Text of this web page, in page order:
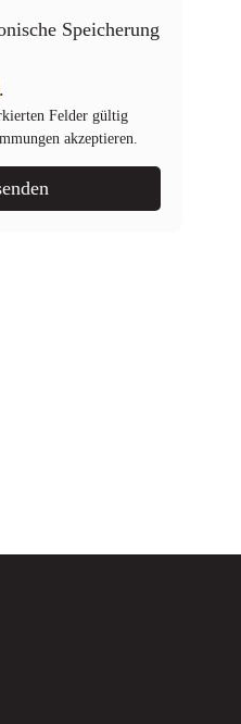
Speicherung
Felder gültig
akzeptieren.